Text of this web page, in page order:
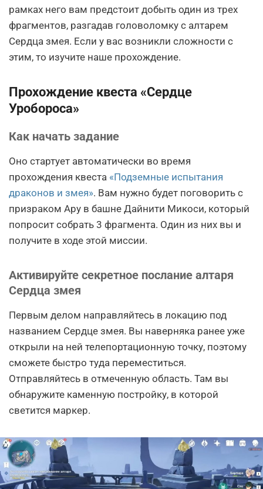
рамках него вам предстоит добыть один из трех
фрагментов, разгадав головоломку с алтарем
Сердца змея. Если у вас возникли сложности с
этим, то изучите наше прохождение.
Прохождение квеста «Сердце
Уробороса»
Как начать задание
Оно стартует автоматически во время
прохождения квеста «Подземные испытания
драконов и змея». Вам нужно будет поговорить с
призраком Ару в башне Дайнити Микоси, который
попросит собрать 3 фрагмента. Один из них вы и
получите в ходе этой миссии.
Активируйте секретное послание алтаря
Сердца змея
Первым делом направляйтесь в локацию под
названием Сердце змея. Вы наверняка ранее уже
открыли на ней телепортационную точку, поэтому
сможете быстро туда переместиться.
Отправляйтесь в отмеченную область. Там вы
обнаружите каменную постройку, в которой
светится маркер.